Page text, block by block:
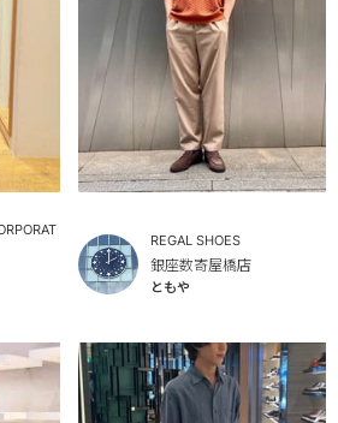
REGAL SHOES
銀座数寄屋橋店
ともや